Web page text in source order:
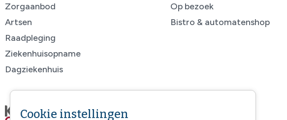
Zorgaanbod
Artsen
Raadpleging
Ziekenhuisopname
Dagziekenhuis
Op bezoek
Bistro & automatenshop
Cookie instellingen